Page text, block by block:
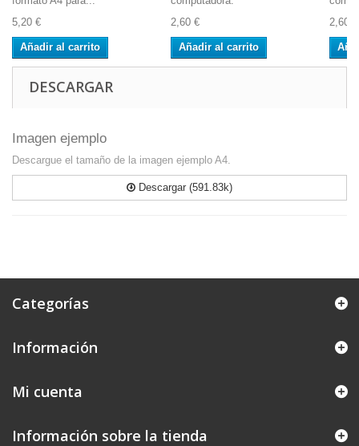
5,20 €
Añadir al carrito
2,60 €
Añadir al carrito
2,60 €
DESCARGAR
Imagen ejemplo
Descargue el tamaño de la imagen ejemplo A4.
Descargar (591.83k)
Categorías
Información
Mi cuenta
Información sobre la tienda